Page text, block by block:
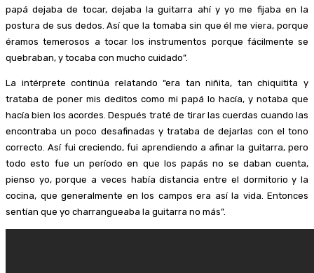
papá dejaba de tocar, dejaba la guitarra ahí y yo me fijaba en la
postura de sus dedos. Así que la tomaba sin que él me viera, porque
éramos temerosos a tocar los instrumentos porque fácilmente se
quebraban, y tocaba con mucho cuidado”.
La intérprete continúa relatando “era tan niñita, tan chiquitita y
trataba de poner mis deditos como mi papá lo hacía, y notaba que
hacía bien los acordes. Después traté de tirar las cuerdas cuando las
encontraba un poco desafinadas y trataba de dejarlas con el tono
correcto. Así fui creciendo, fui aprendiendo a afinar la guitarra, pero
todo esto fue un período en que los papás no se daban cuenta,
pienso yo, porque a veces había distancia entre el dormitorio y la
cocina, que generalmente en los campos era así la vida. Entonces
sentían que yo charrangueaba la guitarra no más”.